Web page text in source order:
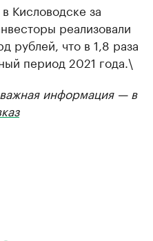
в Кисловодске за
реализовали
рублей, что в 1,8 раза
период 2021 года.\
информация — в